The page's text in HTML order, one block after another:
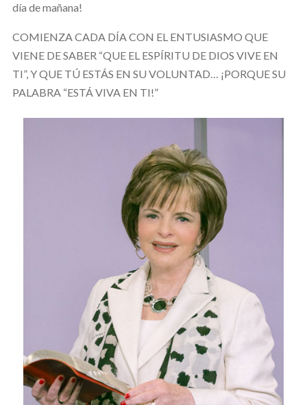
día de mañana!
COMIENZA CADA DÍA CON EL ENTUSIASMO QUE
VIENE DE SABER “QUE EL ESPÍRITU DE DIOS VIVE EN
TI”, Y QUE TÚ ESTÁS EN SU VOLUNTAD… ¡PORQUE SU
PALABRA “ESTÁ VIVA EN TI!”